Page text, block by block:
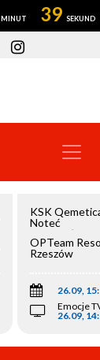
39
KSK
Noteć
Inowrocław
OPTeam
Rzeszów
26.09,
Emocje
26.09,